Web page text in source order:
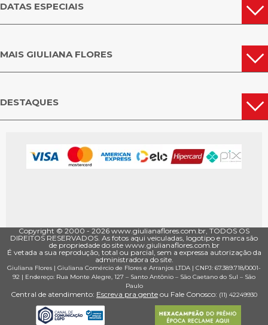
DATAS ESPECIAIS
MAIS GIULIANA FLORES
DESTAQUES
Copyright © 2000 - ­2026 www.giulianaflores.com.br, TODOS OS
DIREITOS RESERVADOS. As fotos aqui veiculadas, logotipo e marca são
de propriedade do site www.giulianaflores.com.br
É vetada a sua reprodução, total ou parcial, sem a expressa autorização da
administradora do site.
Giuliana Flores | Giuliana Comércio de Flores e Arranjos LTDA | CNPJ: 67.389.718/0001­
92 | Endereço: Rua Monte Alegre, 127 – Santo Antônio – São Caetano do Sul – São
Paulo
Central de atendimento: Escreva pra gente ou Fale Conosco: (11) 4224­9930